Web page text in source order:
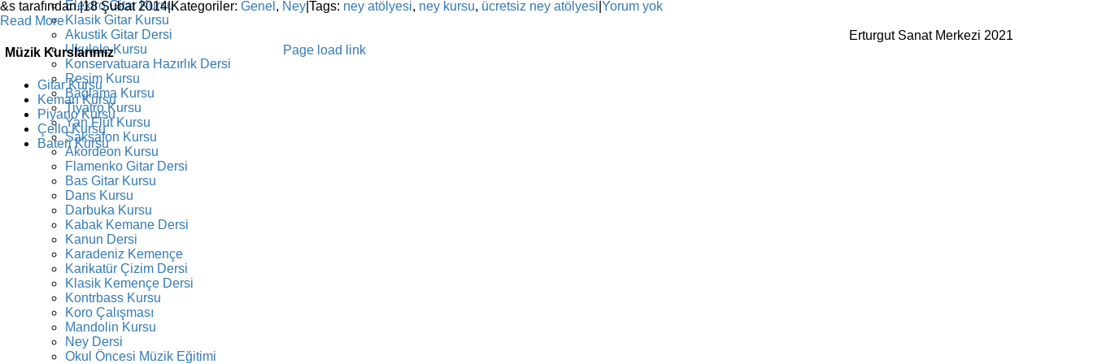
Elektro Gitar Kursu
Klasik Gitar Kursu
Akustik Gitar Dersi
Ukulele Kursu
Konservatuara Hazırlık Dersi
Resim Kursu
Bağlama Kursu
Tiyatro Kursu
Yan Flüt Kursu
Saksafon Kursu
Akordeon Kursu
Flamenko Gitar Dersi
Bas Gitar Kursu
Dans Kursu
Darbuka Kursu
Kabak Kemane Dersi
Kanun Dersi
Karadeniz Kemençe
Karikatür Çizim Dersi
Klasik Kemençe Dersi
Kontrbass Kursu
Koro Çalışması
Mandolin Kursu
Ney Dersi
Okul Öncesi Müzik Eğitimi
&s tarafından.|18 Şubat 2014|Kategoriler: Genel , Ney Tags: ney atölyesi, ney kursu, ücretsiz ney atölyesi Yorum yok
Read More
Müzik Kurslarımız
Gitar Kursu
Keman Kursu
Piyano Kursu
Çello Kursu
Bateri Kursu
Erturgut Sanat Merkezi 2021
Facebook
Instagram
X
YouTube
Page load link